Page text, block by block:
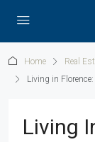
Home
Real
Living in
Living